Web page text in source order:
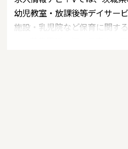
幼児教室・放課後等デイサー
施設・乳児院など保育に関す